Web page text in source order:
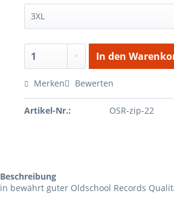
In den
Merken Bewerten
Artikel-Nr.: OSR-zip-22
Beschreibung
in bewährt guter Oldschool Records